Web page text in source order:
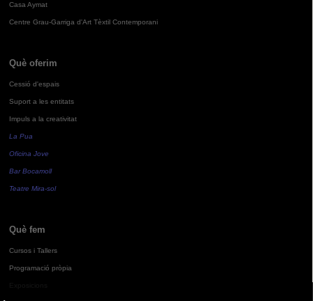
Casa Aymat
Centre Grau-Garriga d'Art Tèxtil Contemporani
Què oferim
Cessió d'espais
Suport a les entitats
Impuls a la creativitat
La Pua
Oficina Jove
Bar Bocamoll
Teatre Mira-sol
Què fem
Cursos i Tallers
Programació pròpia